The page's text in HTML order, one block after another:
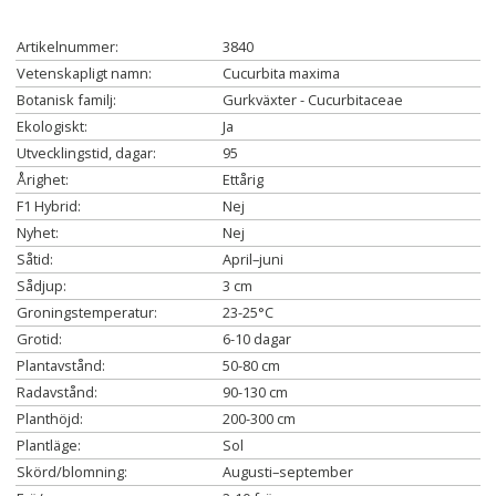
Artikelnummer:
3840
Vetenskapligt namn:
Cucurbita maxima
Botanisk familj:
Gurkväxter - Cucurbitaceae
Ekologiskt:
Ja
Utvecklingstid, dagar:
95
Årighet:
Ettårig
F1 Hybrid:
Nej
Nyhet:
Nej
Såtid:
April–juni
Sådjup:
3 cm
Groningstemperatur:
23-25°C
Grotid:
6-10 dagar
Plantavstånd:
50-80 cm
Radavstånd:
90-130 cm
Planthöjd:
200-300 cm
Plantläge:
Sol
Skörd/blomning:
Augusti–september